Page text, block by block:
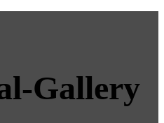
Gallery